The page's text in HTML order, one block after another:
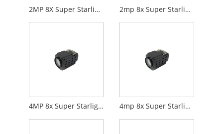
2MP 8X Super Starlight Zoom Camera HDMI+Rangkaian 2mp 8x Super Starlight Zoom Camera Tinggi Kadar Bingkai
4MP 8x Super Starlight Zoom Camera HDMI+Rangkaian 4mp 8x Super Starlight Zoom Camera Digital+Network